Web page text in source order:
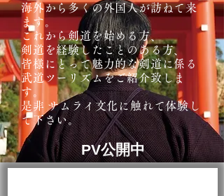
海外から多くの外国人が訪ねて来
ます。
これから剣道を始める方、
剣道を経験したことのある方、
皆様にとって魅力的な剣道に係る
武道ツーリズムをご紹介致しま
す。
是非 サムライ文化に触れて体験し
て下さい。
​PV公開中